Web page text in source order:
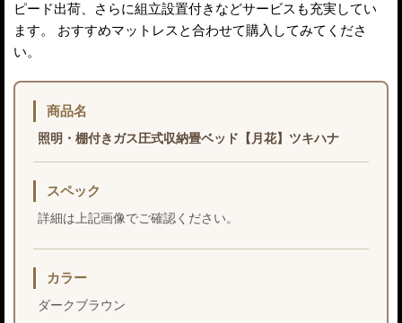
ピード出荷、さらに組立設置付きなどサービスも充実してい
ます。 おすすめマットレスと合わせて購入してみてくださ
い。
商品名
照明・棚付きガス圧式収納畳ベッド【月花】ツキハナ
スペック
詳細は上記画像でご確認ください。
カラー
ダークブラウン